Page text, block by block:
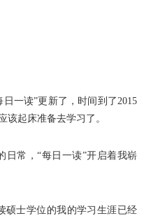
一读”更新了，时间到了2015
该起床准备去学习了。
日常，“每日一读”开启着我崭
硕士学位的我的学习生涯已经